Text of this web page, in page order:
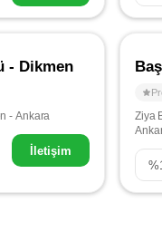
- Dikmen
- Ankara
İletişim
Ziya
%